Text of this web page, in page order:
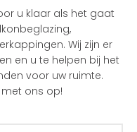
u klaar als het gaat
Wij zijn er
en u te helpen bij het
voor uw ruimte.
ons op!